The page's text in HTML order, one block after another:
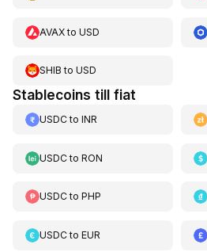
AVAXto USD
SHIB to USD
Stablecoins till fiat
USDCto INR
USDCto RON
USDCto PHP
USDCto EUR